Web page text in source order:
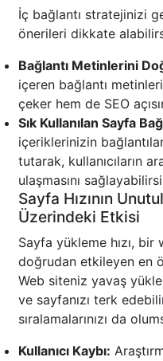
İç bağlantı stratejinizi
önerileri dikkate
Bağlantı Metinlerini
içeren bağlantı
çeker hem de SEO
Sık Kullanılan Sayfa
içeriklerinizin
tutarak, kullanıcıların
ulaşmasını
Sayfa Hızının
Üzerindeki Etkisi
Sayfa yükleme hızı, bir
doğrudan etkileyen en
Web siteniz yavaş
ve sayfanızı terk
sıralamalarınızı da
Kullanıcı Kaybı: